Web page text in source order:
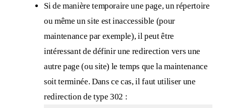
Si de manière temporaire une page, un répertoire
ou même un site est inaccessible (pour
maintenance par exemple), il peut être
intéressant de définir une redirection vers une
autre page (ou site) le temps que la maintenance
soit terminée. Dans ce cas, il faut utiliser une
redirection de type 302 :